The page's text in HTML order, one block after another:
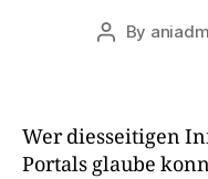
By
Wer diesseitigen
Portals glaube